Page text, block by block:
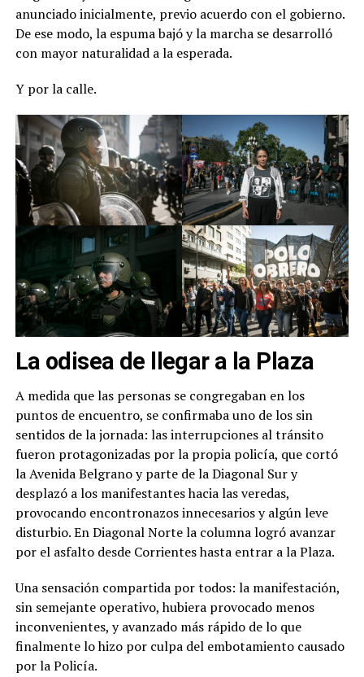
anunciado inicialmente, previo acuerdo con el gobierno.
De ese modo, la espuma bajó y la marcha se desarrolló
con mayor naturalidad a la esperada.
Y por la calle.
La odisea de llegar a la Plaza
A medida que las personas se congregaban en los
puntos de encuentro, se confirmaba uno de los sin
sentidos de la jornada: las interrupciones al tránsito
fueron protagonizadas por la propia policía, que cortó
la Avenida Belgrano y parte de la Diagonal Sur y
desplazó a los manifestantes hacia las veredas,
provocando encontronazos innecesarios y algún leve
disturbio. En Diagonal Norte la columna logró avanzar
por el asfalto desde Corrientes hasta entrar a la Plaza.
Una sensación compartida por todos: la manifestación,
sin semejante operativo, hubiera provocado menos
inconvenientes, y avanzado más rápido de lo que
finalmente lo hizo por culpa del embotamiento causado
por la Policía.